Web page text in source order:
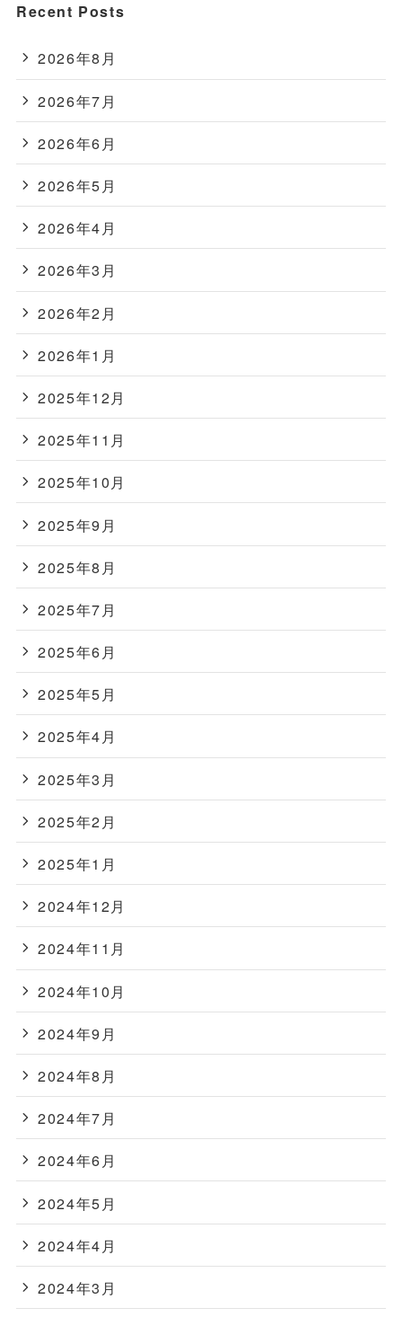
Recent Posts
2026年8月
2026年7月
2026年6月
2026年5月
2026年4月
2026年3月
2026年2月
2026年1月
2025年12月
2025年11月
2025年10月
2025年9月
2025年8月
2025年7月
2025年6月
2025年5月
2025年4月
2025年3月
2025年2月
2025年1月
2024年12月
2024年11月
2024年10月
2024年9月
2024年8月
2024年7月
2024年6月
2024年5月
2024年4月
2024年3月